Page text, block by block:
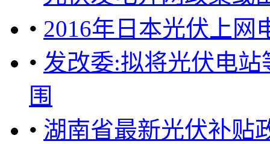
• 2016年日本光伏上网
• 发改委:拟将光伏电
围
• 湖南省最新光伏补贴